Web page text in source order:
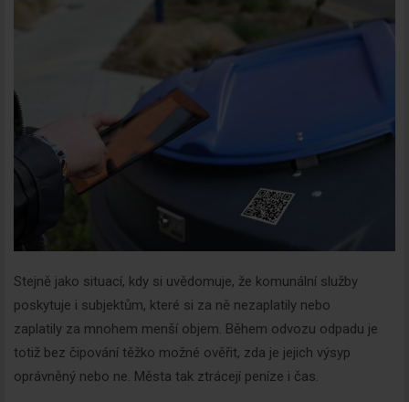
Stejně jako situací, kdy si uvědomuje, že komunální služby
poskytuje i subjektům, které si za ně nezaplatily nebo
zaplatily za mnohem menší objem. Během odvozu odpadu je
totiž bez čipování těžko možné ověřit, zda je jejich výsyp
oprávněný nebo ne. Města tak ztrácejí peníze i čas.